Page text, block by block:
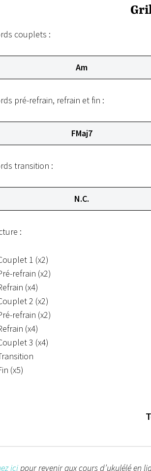
couplets :
Am
pré-refrain, refrain et fin :
FMaj7
transition :
N.C.
:
1 (x2)
refrain (x2)
(x4)
2 (x2)
refrain (x2)
(x4)
3 (x4)
(x5)
icipour revenir aux cours d’ukulélé en